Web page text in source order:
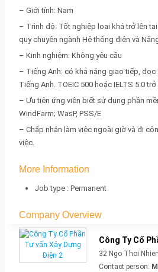
– Giới tính: Nam
– Trình độ: Tốt nghiệp loại khá trở lên
quy chuyên ngành Hệ thống điện và
– Kinh nghiệm: Không yêu cầu
– Tiếng Anh: có khả năng giao tiếp, đọc
Tiếng Anh. TOEIC 500 hoặc IELTS 5.0 trở
– Ưu tiên ứng viên biết sử dụng phần
WindFarm; WasP, PSS/E
– Chấp nhận làm việc ngoài giờ và đi
việc.
More Information
Job type : Permanent
Company Overview
Công Ty Cổ
32 Ngo Thoi
Contact person:
Post
navigation